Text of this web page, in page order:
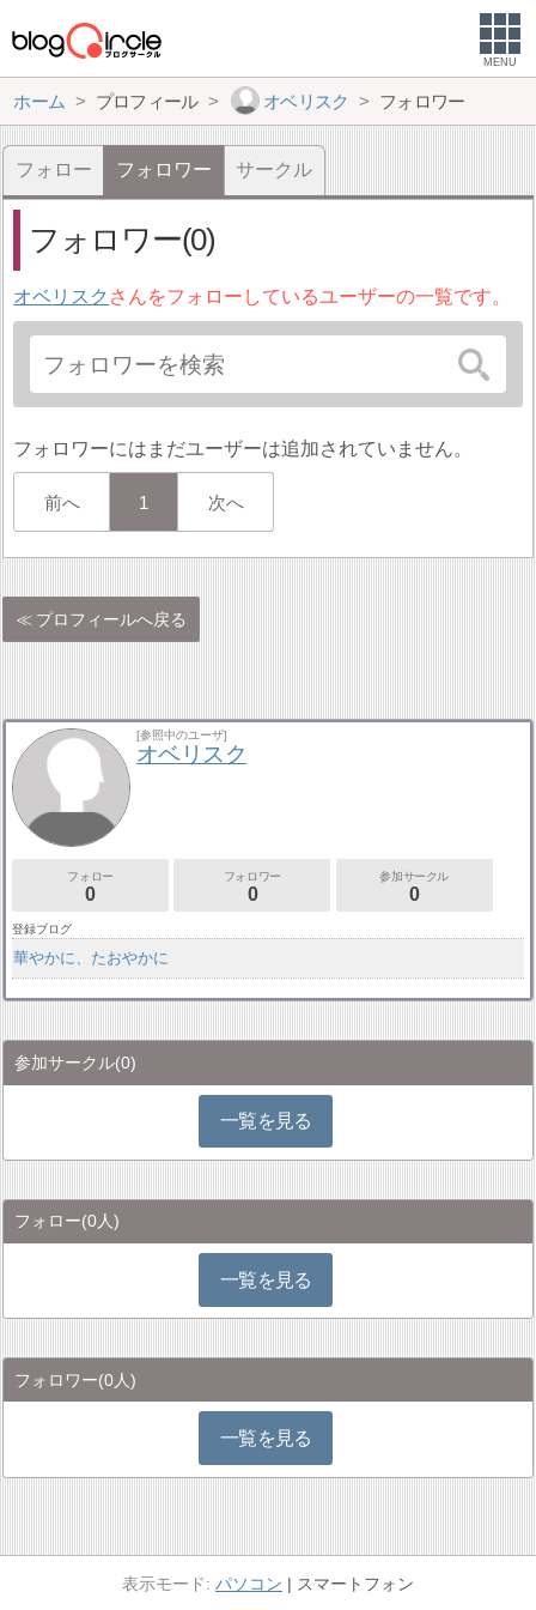
MENU
ホーム プロフィール オベリスク フォロワー
フォロー フォロワー サークル
フォロワー(0)
オベリスク さんをフォローしているユーザーの一覧です。
フォロワーにはまだユーザーは追加されていません。
前へ 1 次へ
プロフィールへ戻る
[参照中のユーザ]
オベリスク
フォロー
0
フォロワー
0
参加サークル
0
登録ブログ
華やかに、たおやかに
参加サークル(0)
一覧を見る
フォロー(0人)
一覧を見る
フォロワー(0人)
一覧を見る
パソコン スマートフォン